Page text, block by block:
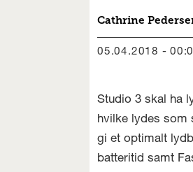
Cathrine
05.04.2018 -
Studio 3 skal ha
hvilke lydes som
gi et optimalt
batteritid samt